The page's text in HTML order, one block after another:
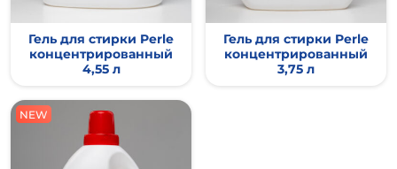
Гель для стирки Perle
концентрированный
4,55 л
Гель для стирки Perle
концентрированный
3,75 л
NEW
NEW